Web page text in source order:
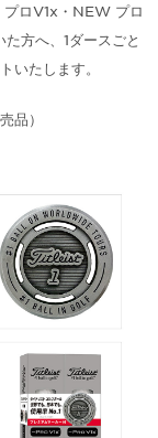
プロV1x・NEW プロ
方へ、1ダースごと
いたします。
品）